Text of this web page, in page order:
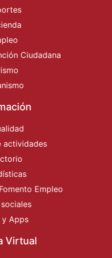
Ciudadana
actividades
Empleo
Apps
Virtual